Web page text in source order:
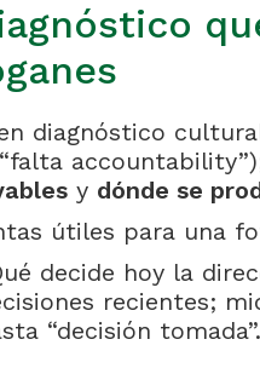
diagnóstico
“falta
y dónde se
útiles para una
decide hoy la
recientes;
“decisión tomada”.